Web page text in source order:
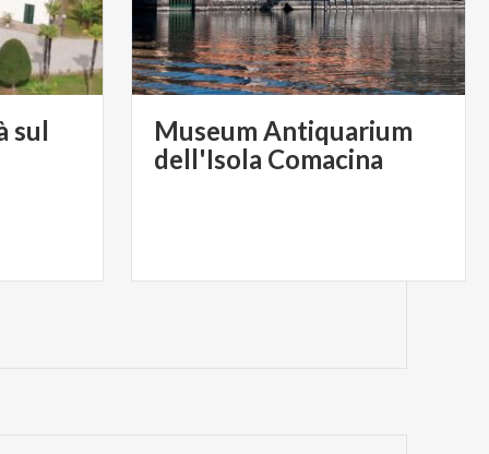
sul
Museum Antiquarium
dell'Isola Comacina